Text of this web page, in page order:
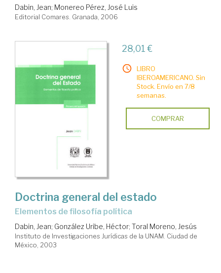
Dabin, Jean; Monereo Pérez, José Luis
Editorial Comares. Granada, 2006
28,01 €
LIBRO
IBEROAMERICANO. Sin
Stock. Envío en 7/8
semanas.
COMPRAR
Doctrina general del estado
elementos de filosofía política
Dabin, Jean; González Uribe, Héctor; Toral Moreno, Jesús
Instituto de Investigaciones Jurídicas de la UNAM. Ciudad de
México, 2003